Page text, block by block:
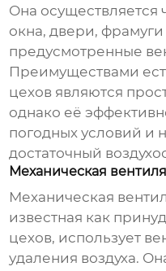
Она
окна, двери,
предусмотренные
Преимуществами
цехов являются
однако её
погодных условий и
достаточный
Механическая
Механическая
известная как
цехов, использует
удаления воздуха.